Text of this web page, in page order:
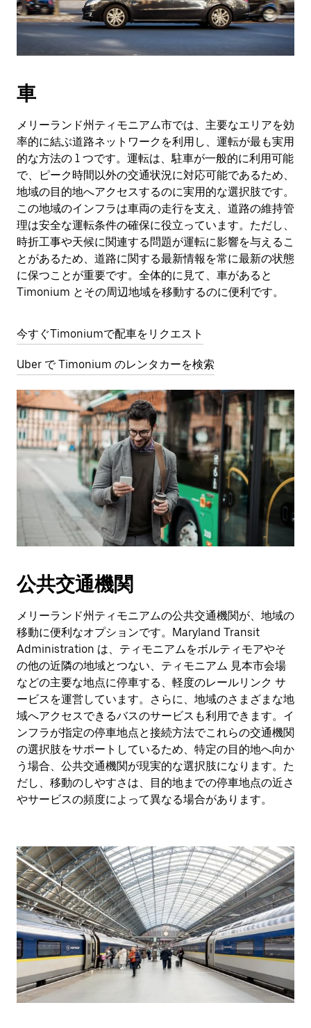
車
メリーランド州ティモニアム市では、主要なエリアを効
率的に結ぶ道路ネットワークを利用し、運転が最も実用
的な方法の 1 つです。運転は、駐車が一般的に利用可能
で、ピーク時間以外の交通状況に対応可能であるため、
地域の目的地へアクセスするのに実用的な選択肢です。
この地域のインフラは車両の走行を支え、道路の維持管
理は安全な運転条件の確保に役立っています。ただし、
時折工事や天候に関連する問題が運転に影響を与えるこ
とがあるため、道路に関する最新情報を常に最新の状態
に保つことが重要です。全体的に見て、車があると
Timonium とその周辺地域を移動するのに便利です。
今すぐTimoniumで配車をリクエスト
Uber で Timonium のレンタカーを検索
公共交通機関
メリーランド州ティモニアムの公共交通機関が、地域の
移動に便利なオプションです。Maryland Transit
Administration は、ティモニアムをボルティモアやそ
の他の近隣の地域とつない、ティモニアム 見本市会場
などの主要な地点に停車する、軽度のレールリンク サ
ービスを運営しています。さらに、地域のさまざまな地
域へアクセスできるバスのサービスも利用できます。イ
ンフラが指定の停車地点と接続方法でこれらの交通機関
の選択肢をサポートしているため、特定の目的地へ向か
う場合、公共交通機関が現実的な選択肢になります。た
だし、移動のしやすさは、目的地までの停車地点の近さ
やサービスの頻度によって異なる場合があります。